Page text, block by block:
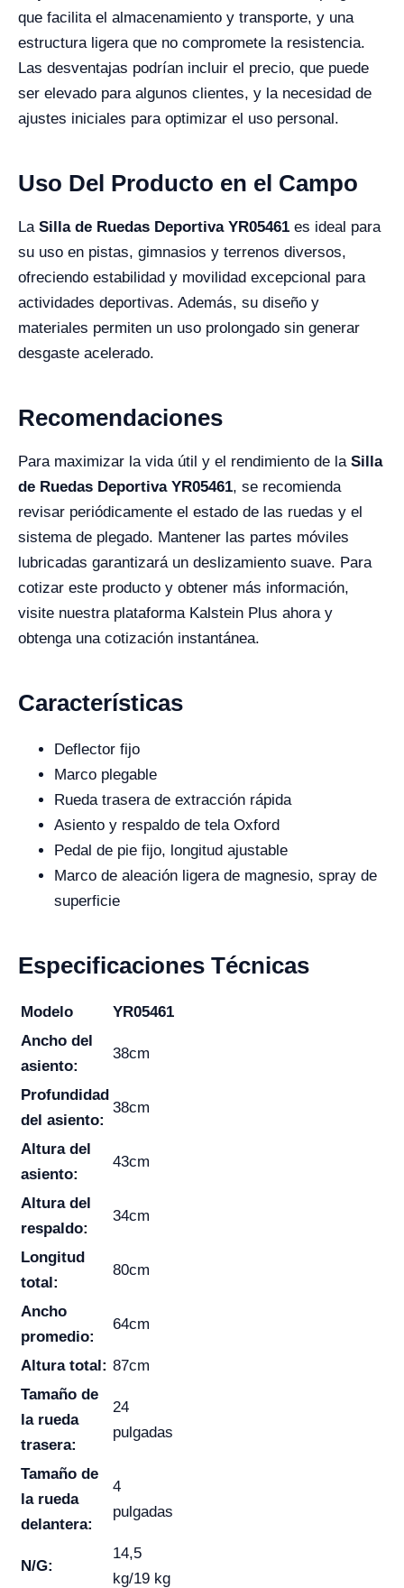
que facilita el almacenamiento y transporte, y una
estructura ligera que no compromete la resistencia.
Las desventajas podrían incluir el precio, que puede
ser elevado para algunos clientes, y la necesidad de
ajustes iniciales para optimizar el uso personal.
Uso Del Producto en el Campo
La Silla de Ruedas Deportiva YR05461 es ideal para
su uso en pistas, gimnasios y terrenos diversos,
ofreciendo estabilidad y movilidad excepcional para
actividades deportivas. Además, su diseño y
materiales permiten un uso prolongado sin generar
desgaste acelerado.
Recomendaciones
Para maximizar la vida útil y el rendimiento de la Silla
de Ruedas Deportiva YR05461, se recomienda
revisar periódicamente el estado de las ruedas y el
sistema de plegado. Mantener las partes móviles
lubricadas garantizará un deslizamiento suave. Para
cotizar este producto y obtener más información,
visite nuestra plataforma Kalstein Plus ahora y
obtenga una cotización instantánea.
Características
Deflector fijo
Marco plegable
Rueda trasera de extracción rápida
Asiento y respaldo de tela Oxford
Pedal de pie fijo, longitud ajustable
Marco de aleación ligera de magnesio, spray de
superficie
Especificaciones Técnicas
Modelo
YR05461
Ancho del
asiento:
38cm
Profundidad
del asiento:
38cm
Altura del
asiento:
43cm
Altura del
respaldo:
34cm
Longitud
total:
80cm
Ancho
promedio:
64cm
Altura total: 87cm
Tamaño de
la rueda
trasera:
24
pulgadas
Tamaño de
la rueda
delantera:
4
pulgadas
N/G:
14,5
kg/19 kg